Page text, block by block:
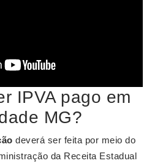
IPVA pago em
MG?
deverá ser feita por meio do
da Receita Estadual